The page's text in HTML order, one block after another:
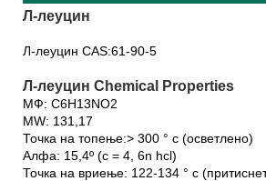
Л-леуцин
Л-леуцин CAS:61-90-5
Л-леуцин Chemical Properties
МФ: C6H13NO2
MW: 131,17
Точка на топење:> 300 ° c (осветлено)
Алфа: 15,4º (c = 4, 6n hcl)
Точка на вриење: 122-134 ° c